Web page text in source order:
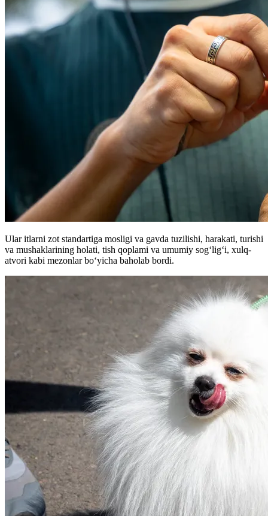
Ular itlarni zot standartiga mosligi va gavda tuzilishi, harakati, turishi
va mushaklarining holati, tish qoplami va umumiy sog‘lig‘i, xulq-
atvori kabi mezonlar bo‘yicha baholab bordi.